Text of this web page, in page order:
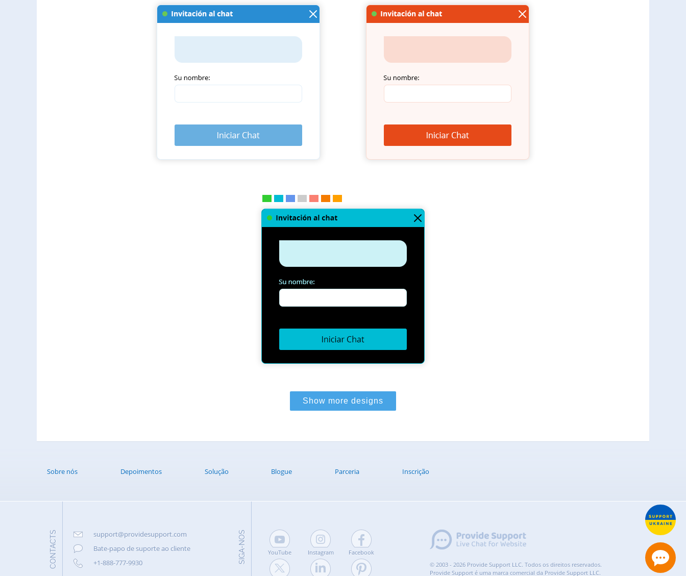
Sobre nós Depoimentos Solução Blogue Parceria Inscrição
CONTACTS
support@providesupport.com
Bate-papo de suporte ao cliente
+1-888-777-9930
SIGA-NOS YouTube Instagram
Facebook
© 2003 - 2026 Provide Support LLC. Todos os direitos reservados.
Provide Support é uma marca comercial da Provide Support LLC.